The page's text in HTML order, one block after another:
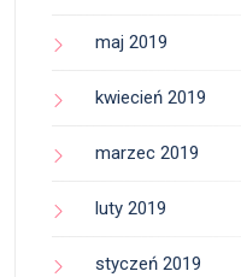
maj 2019
kwiecień 2019
marzec 2019
luty 2019
styczeń 2019